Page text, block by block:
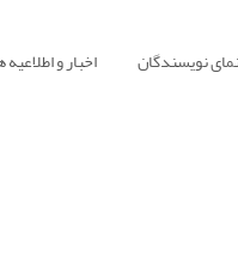
نویسندگان اخبار و اطلاعیه